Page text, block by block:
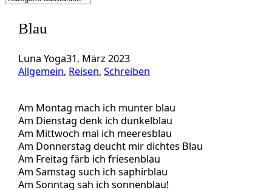
Blau
Luna Yoga31. März 2023
Allgemein, Reisen, Schreiben
Am Montag mach ich munter blau
Am Dienstag denk ich dunkelblau
Am Mittwoch mal ich meeresblau
Am Donnerstag deucht mir dichtes Blau
Am Freitag färb ich friesenblau
Am Samstag such ich saphirblau
Am Sonntag sah ich sonnenblau!